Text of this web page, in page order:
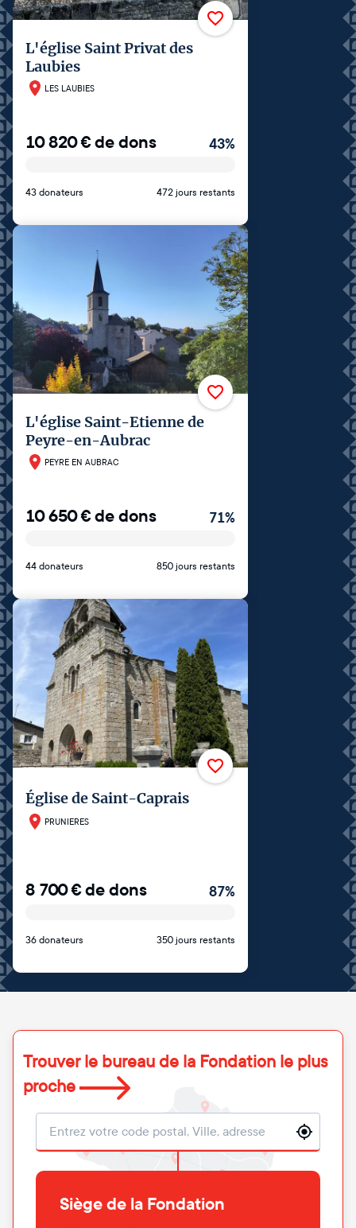
L'église Saint Privat des
Laubies
LES LAUBIES
10 820€de dons 43%
43 donateurs 472 jours restants
L'église Saint-Etienne de
Peyre-en-Aubrac
PEYRE EN AUBRAC
10 650€de dons 71%
44 donateurs 850 jours restants
Église de Saint-Caprais
PRUNIERES
8 700€de dons 87%
36 donateurs 350 jours restants
Trouver le bureau de la Fondation le plus
proche
Localisation
Siège de la Fondation